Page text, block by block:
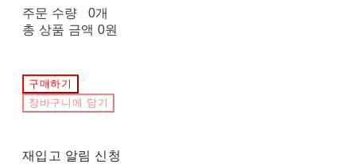
주문 수량
0개
총 상품 금액 0원
구매하기
장바구니에 담기
재입고 알림 신청